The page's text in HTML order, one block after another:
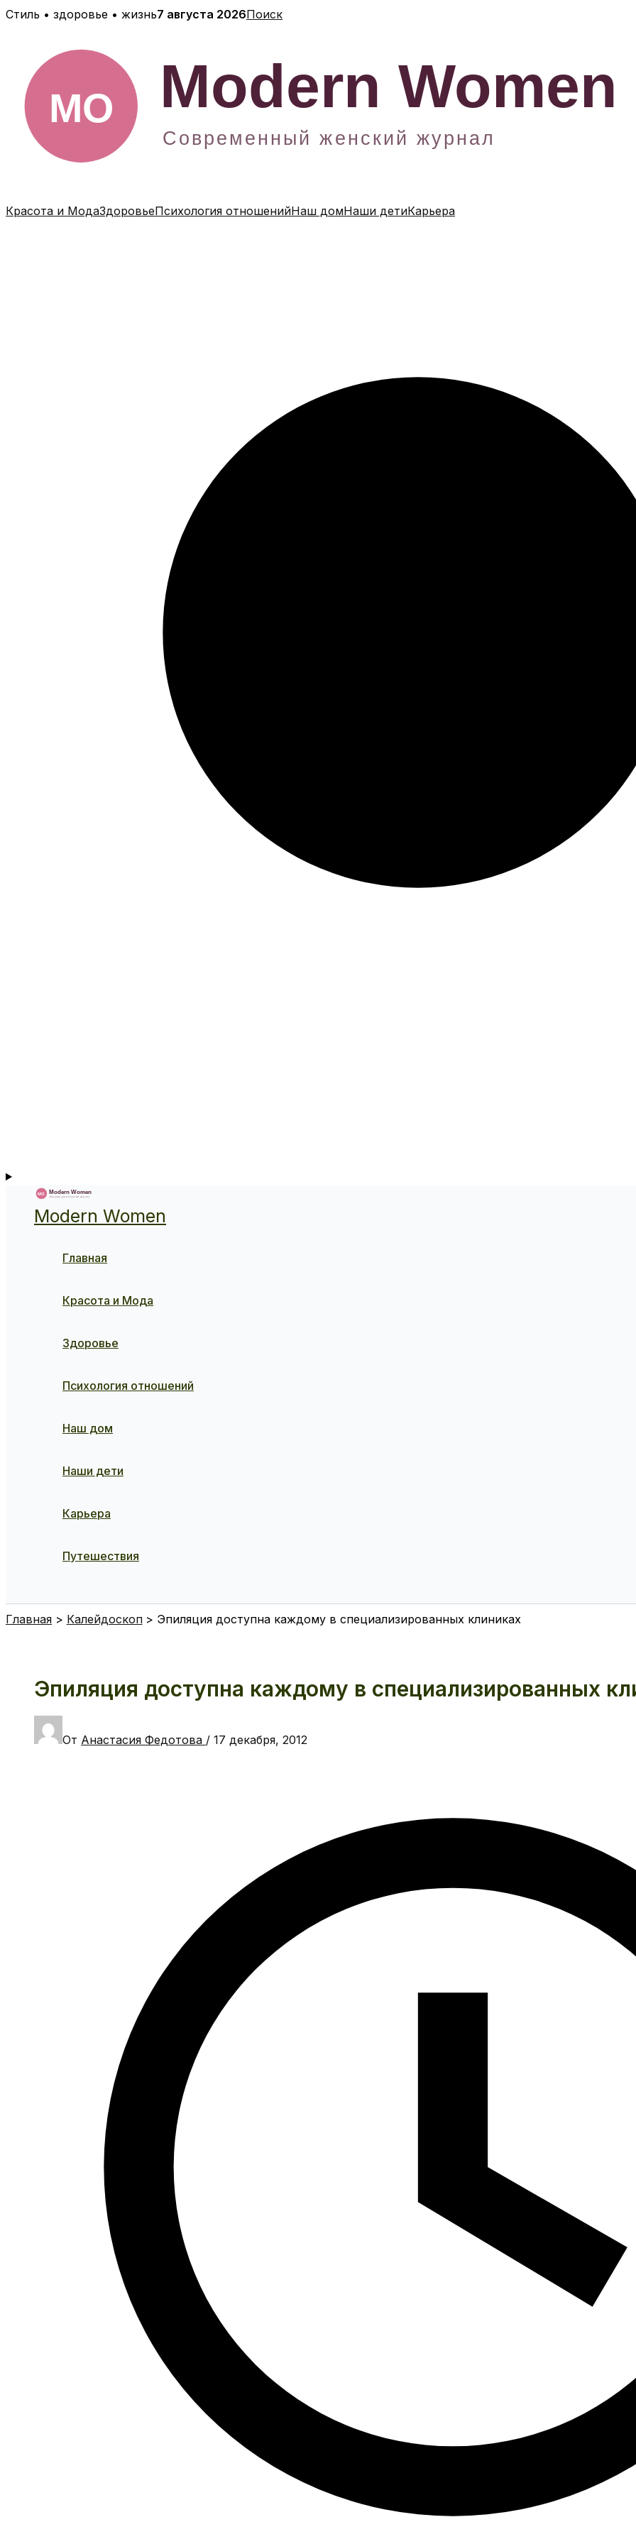
Перейти
содержимому
Стиль • здоровье • жизнь7 августа 2026Поиск
Красота и МодаЗдоровьеПсихология отношенийНаш домНаши детиКарьера
Modern Women
Главная
Красота и Мода
Здоровье
Психология отношений
Наш дом
Наши дети
Карьера
Путешествия
Главная Калейдоскоп Эпиляция доступна каждому в специализированных клиниках
Эпиляция доступна каждому в специализированных
От Анастасия Федотова / 17 декабря, 2012